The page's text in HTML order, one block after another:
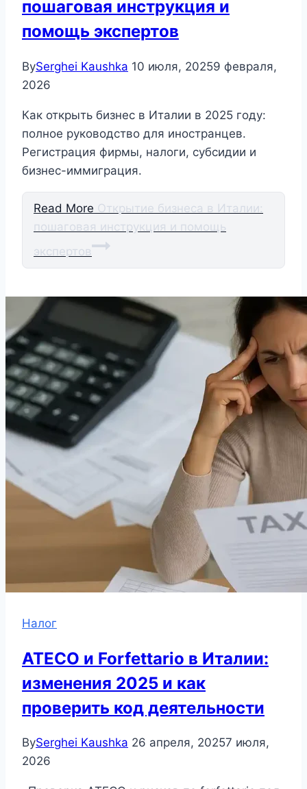
пошаговая инструкция и
помощь экспертов
BySerghei Kaushka 10 июля, 20259 февраля,
2026
Как открыть бизнес в Италии в 2025 году:
полное руководство для иностранцев.
Регистрация фирмы, налоги, субсидии и
бизнес-иммиграция.
Read More Открытие бизнеса в Италии:
пошаговая инструкция и помощь
экспертов
Налог
ATECO и Forfettario в Италии:
изменения 2025 и как
проверить код деятельности
BySerghei Kaushka 26 апреля, 20257 июля,
2026